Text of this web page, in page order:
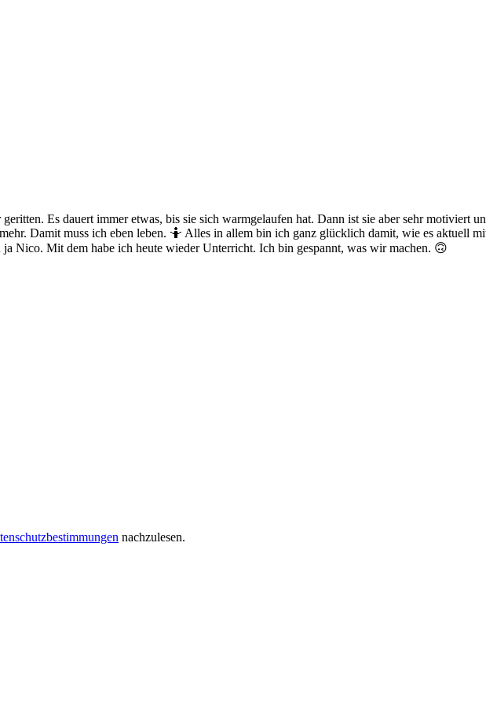
Es dauert immer etwas, bis sie sich warmgelaufen hat. Dann ist sie aber sehr motiviert
Damit muss ich eben leben. 🤷 Alles in allem bin ich ganz glücklich damit, wie es aktuell
Nico. Mit dem habe ich heute wieder Unterricht. Ich bin gespannt, was wir machen. 🙃
nachzulesen.